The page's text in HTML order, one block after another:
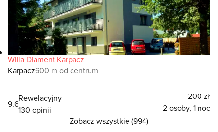
Willa Diament Karpacz
Karpacz600 m od centrum
9.6
Rewelacyjny
130 opinii
200 zł
2 osoby, 1 noc
Zobacz wszystkie (994)